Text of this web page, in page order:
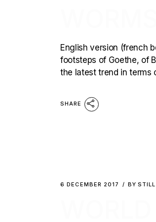
English version (french
footsteps of Goethe, of
the latest trend in terms
SHARE
6 DECEMBER 2017 BY